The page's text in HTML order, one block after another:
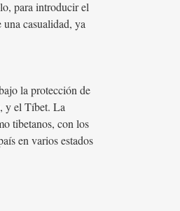
para introducir el
casualidad, ya
la protección de
y el Tíbet. La
tibetanos, con los
en varios estados